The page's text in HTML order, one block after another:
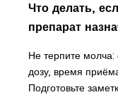
Что делать,
препарат
Не терпите молча:
дозу, время
Подготовьте